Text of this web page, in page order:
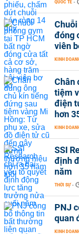
QUỐC TẾ -
đóng
viên
KINH
Chân
tiệm
điện
hơn
KINH
SSI
định
năm
THỜI SỰ -
PNJ
quan
KINH